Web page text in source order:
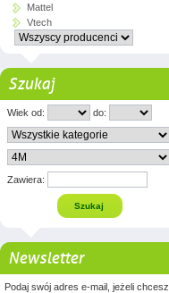
Mattel
Vtech
Szukaj
Wiek od: do:
Zawiera:
Newsletter
Podaj swój adres e-mail, jeżeli chcesz